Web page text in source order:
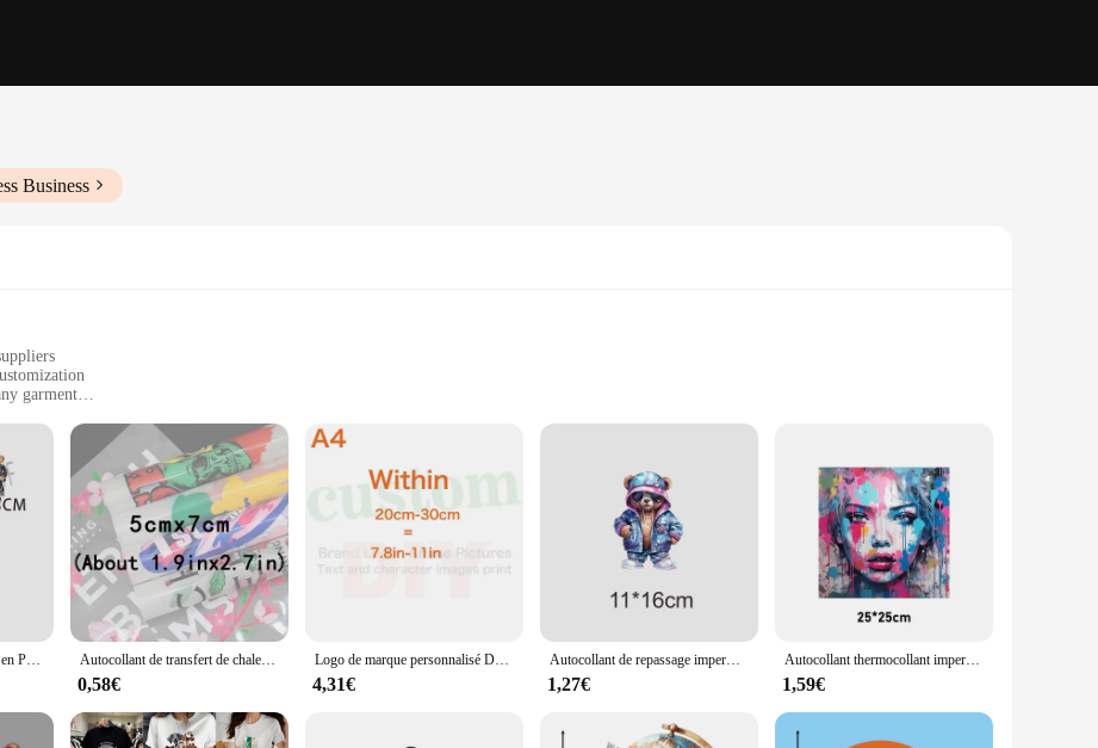
Business
garment
a personal touch to your wardrobe
and quantities to suit your needs
looking to add a personal touch to their clothing. These patches are not just mere decorations; they are a statement of individuality and
transform any garment into a conversation starter. Whether you're looking to represent your favorite sports team, showcase your artistic
are versatile enough to fit any scenario.
to withstand the rigors of daily wear. The durable material ensures that your design remains vibrant and intact, even after multiple
it easy for anyone to personalize their garments. Whether you're a seasoned crafter or a fashion enthusiast, these patches are user-friendly
are also perfect for wholesale vendors and suppliers looking to offer unique customization options to their clients. With a wide range of
and preferences. Whether you're a boutique owner, a sports team representative, or a fashion designer, these patches are an excellent way to
Autocollant à Motif d'Ours en Peluche pour Vêtement, Transfert de Chaleur, à la Mode, DTF, T-shirt, Sweat à Capuche, Veste, DIY Autocollant de transfert de chaleur avec logo de marque personnalisé, pâte thermique en fer vinyle, DTF, vêtements de bricolage
0,58€
Logo de marque personnalisé DTF, impression par transfert de chaleur, fer sur image et texte pour vêtements, décoration de bricolage, autocollants en fer
4,31€
Autocollant de repassage imperméable pour vêtements, t-shirt à capuche, veste bricolage, patch de transfert de chaleur, pâte chaude, papier, ours en peluche, mode DTF
1,27€
Autocollant thermocollant imperméable pour vêtements, sweat à capuche bricolage, patch de veste, t-shirt animal peint, graffiti DTF, mode
1,59€